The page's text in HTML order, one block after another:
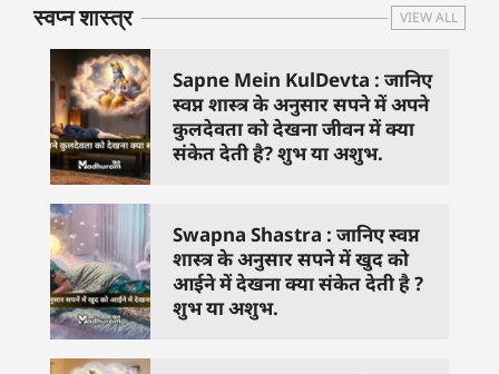
स्वप्न शास्त्र VIEW ALL
Sapne Mein KulDevta : जानिए
स्वप्न शास्त्र के अनुसार सपने में अपने
कुलदेवता को देखना जीवन में क्या
संकेत देती है? शुभ या अशुभ.
Swapna Shastra : जानिए स्वप्न
शास्त्र के अनुसार सपने में खुद को
आईने में देखना क्या संकेत देती है ?
शुभ या अशुभ.